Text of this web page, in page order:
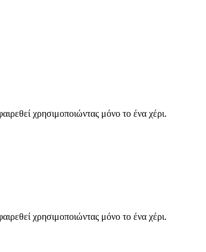
χρησιμοποιώντας μόνο το ένα χέρι.
χρησιμοποιώντας μόνο το ένα χέρι.